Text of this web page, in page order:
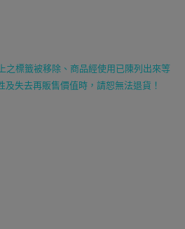
之標籤被移除、商品經使用已陳列出來等
失去再販售價值時，請恕無法退貨！